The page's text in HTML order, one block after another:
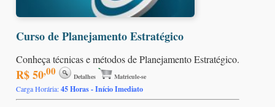
Curso de Planejamento Estratégico
Conheça técnicas e métodos de Planejamento Estratégico.
R$ 50,00 Detalhes Matricule-se
Carga Horária:45 Horas - Início Imediato